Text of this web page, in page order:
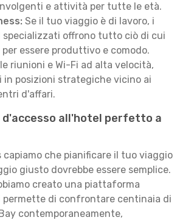
e attività per tutte le età.
Se il tuo viaggio è di lavoro, i
specializzati offrono tutto ciò di cui
per essere produttivo e comodo.
riunioni e Wi-Fi ad alta velocità,
in posizioni strategiche vicino ai
d'affari.
d'accesso all'hotel perfetto a
capiamo che pianificare il tuo viaggio
giusto dovrebbe essere semplice.
creato una piattaforma
di confrontare centinaia di
contemporaneamente,